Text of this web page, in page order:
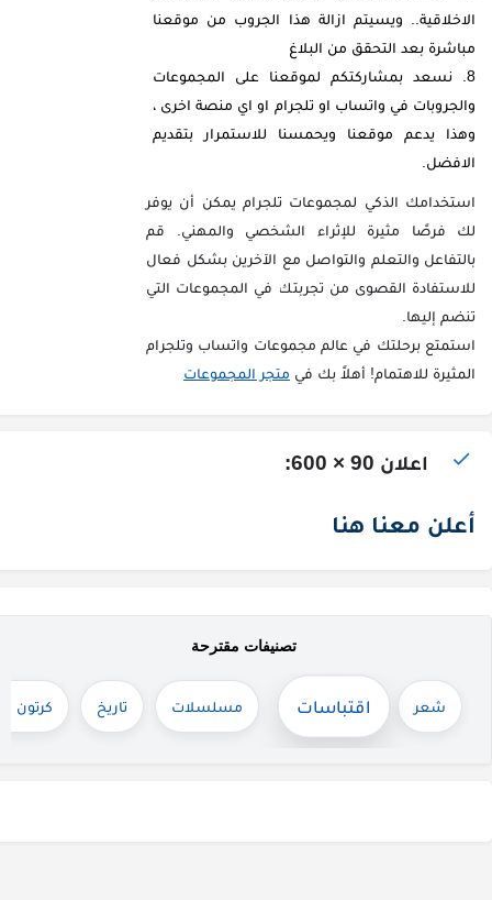
الاخلاقية.. ويسيتم ازالة هذا الجروب من موقعنا
مباشرة بعد التحقق من البلاغ
نسعد بمشاركتكم لموقعنا على المجموعات
والجروبات في واتساب او تلجرام او اي منصة اخرى ،
وهذا يدعم موقعنا ويحمسنا للاستمرار بتقديم
الافضل.
استخدامك الذكي لمجموعات تلجرام يمكن أن يوفر
لك فرصًا مثيرة للإثراء الشخصي والمهني. قم
بالتفاعل والتعلم والتواصل مع الآخرين بشكل فعال
للاستفادة القصوى من تجربتك في المجموعات التي
تنضم إليها.
استمتع برحلتك في عالم مجموعات واتساب وتلجرام
المثيرة للاهتمام! أهلاً بك في متجر المجموعات
اعلان 90 × 600:
أعلن معنا هنا
تصنيفات مقترحة
شعر اقتباسات مسلسلات تاريخ كرتون